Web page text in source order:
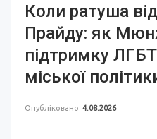
Коли ратуша
Прайду: як
підтримку
міської
Опубліковано 4.08.2026